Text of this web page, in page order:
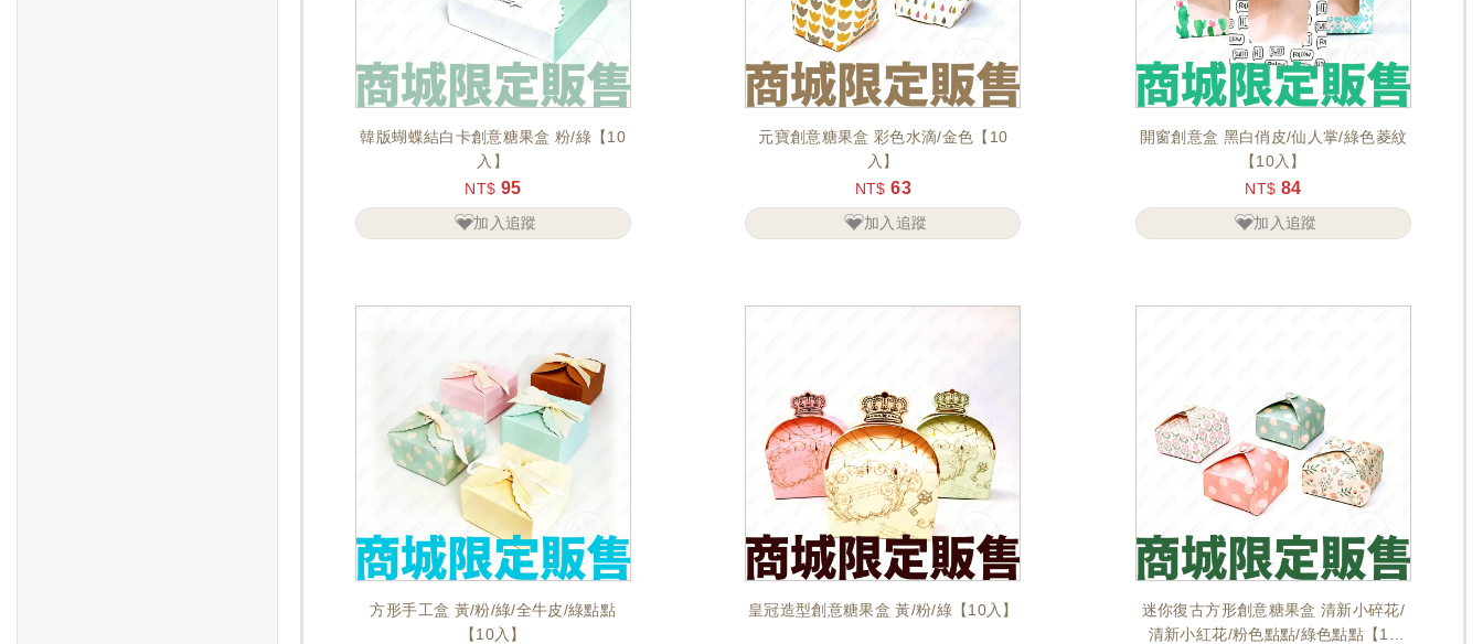
韓版蝴蝶結白卡創意糖果盒 粉/綠【10
入】
NT$ 95
加入追蹤
元寶創意糖果盒 彩色水滴/金色【10
入】
NT$ 63
加入追蹤
開窗創意盒 黑白俏皮/仙人掌/綠色菱紋
【10入】
NT$ 84
加入追蹤
方形手工盒 黃/粉/綠/全牛皮/綠點點
【10入】
皇冠造型創意糖果盒 黃/粉/綠【10入】
迷你復古方形創意糖果盒 清新小碎花/
清新小紅花/粉色點點/綠色點點【10